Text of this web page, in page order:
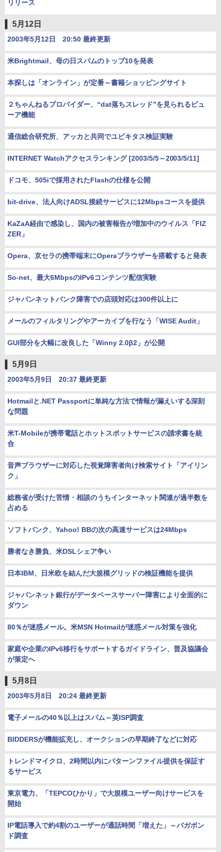
リリース
5月12日
2003年5月12日 20:50 最終更新
米Brightmail、母の日スパムのトップ10を発表
本探しは「オンライン」が定番～書籍ショッピングサイト
２ちゃんねるプロバイダー、“dat落ちスレッド”を見られるビュ
ーア機能
通信総合研究所、アッカと共同でユビキタス検証実験
INTERNET Watchアクセスランキング [2003/5/5～2003/5/11]
ドコモ、505iで採用されたFlashの仕様を公開
bit-drive、法人向けADSL接続サービスに12Mbpsコースを提供
KaZaA経由で感染し、国内の被害報告が増加中のウイルス「FIZ
ZER」
Opera、京セラの携帯端末にOperaブラウザーを搭載すると発表
So-net、最大6MbpsのIPv6コンテンツ配信実験
ジャパンネットバンク障害での店頭対応は300件以上に
メールのフィルタリングやアーカイブを行なう「WISE Audit」
GUI部分を大幅に改良した「Winny 2.0β2」が公開
5月9日
2003年5月9日 20:37 最終更新
Hotmailと.NET Passportに単純な方法で情報が漏えいする深刻
な問題
米T-Mobileが携帯電話とホットスポットサービスの請求書を統
合
音声ブラウザーに対応した視覚障害者向け検索サイト「アイリン
ク」
総務省が受けた苦情・相談のうちインターネット関連が過半数を
占める
ソフトバンク、Yahoo! BBの次の高速サービスは24Mbps
勝者なき勝負、米DSLシェア争い
日本IBM、日米欧を結んだ大規模グリッドの検証機能を提供
ジャパンネット銀行がデータベースサーバー障害により全面的に
ダウン
80％が迷惑メール。米MSN Hotmailが迷惑メール対策を強化
家庭や企業のIPv6移行をサポートするガイドライン、普及協議会
が策定へ
5月8日
2003年5月8日 20:24 最終更新
電子メールの40％以上はスパム～英ISP調査
BIDDERSが機能拡充し、オークションの早期終了などに対応
トレンドマイクロ、2時間以内にパターンファイル提供を保証す
るサービス
東京電力、「TEPCOひかり」で大規模ユーザー向けサービスを
開始
IP電話導入で約4割のユーザーが通話時間「増えた」～バガボン
ド調査